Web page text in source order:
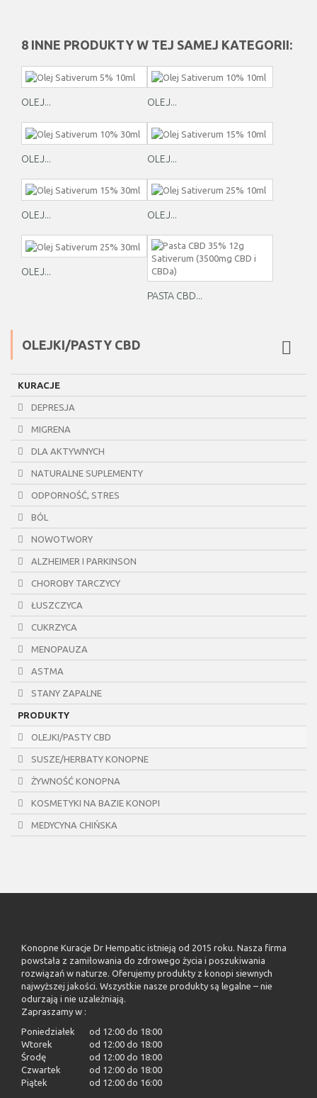
8 INNE PRODUKTY W TEJ SAMEJ KATEGORII:
OLEJ... OLEJ...
OLEJ... OLEJ...
OLEJ... OLEJ...
OLEJ...
PASTA CBD...
OLEJKI/PASTY CBD
KURACJE
DEPRESJA
MIGRENA
DLA AKTYWNYCH
NATURALNE SUPLEMENTY
ODPORNOŚĆ, STRES
BÓL
NOWOTWORY
ALZHEIMER I PARKINSON
CHOROBY TARCZYCY
ŁUSZCZYCA
CUKRZYCA
MENOPAUZA
ASTMA
STANY ZAPALNE
PRODUKTY
OLEJKI/PASTY CBD
SUSZE/HERBATY KONOPNE
ŻYWNOŚĆ KONOPNA
KOSMETYKI NA BAZIE KONOPI
MEDYCYNA CHIŃSKA
Konopne Kuracje Dr Hempatic istnieją od 2015 roku. Nasza firma
powstała z zamiłowania do zdrowego życia i poszukiwania
rozwiązań w naturze. Oferujemy produkty z konopi siewnych
najwyższej jakości. Wszystkie nasze produkty są legalne – nie
odurzają i nie uzależniają.
Zapraszamy w :
Poniedziałek
od 12:00 do 18:00
Wtorek
od 12:00 do 18:00
Środę
od 12:00 do 18:00
Czwartek
od 12:00 do 18:00
Piątek
od 12:00 do 16:00